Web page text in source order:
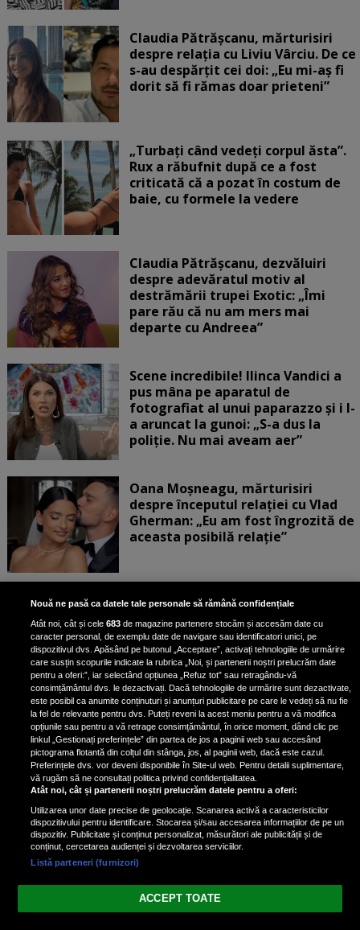
Claudia Pătrășcanu, mărturisiri
despre relația cu Liviu Vârciu. De ce
s-au despărțit cei doi: „Eu mi-aș fi
dorit să fi rămas doar prieteni”
„Turbați când vedeți corpul ăsta”.
Rux a răbufnit după ce a fost
criticată că a pozat în costum de
baie, cu formele la vedere
Claudia Pătrășcanu, dezvăluiri
despre adevăratul motiv al
destrămării trupei Exotic: „Îmi
pare rău că nu am mers mai
departe cu Andreea”
Scene incredibile! Ilinca Vandici a
pus mâna pe aparatul de
fotografiat al unui paparazzo și i l-
a aruncat la gunoi: „S-a dus la
poliție. Nu mai aveam aer”
Oana Moșneagu, mărturisiri
despre începutul relației cu Vlad
Gherman: „Eu am fost îngrozită de
aceasta posibilă relație”
Unde locuiesc Alberto Guță și
iubita lui, după ce au plecat din
casa Narcisei Balaban: „Noi
suntem într-o casă cu două-trei
etaje”
Oana Roman, achiziție după
achiziție. Suma exorbitantă pe
care a scos-o din buzunar pentru o
pereche de ochelari de soare și un
parfum
Nouă ne pasă ca datele tale personale să rămână confidențiale
Atât noi, cât și cele683 de magazine partenere stocăm și accesăm date cu
caracter personal, de exemplu date de navigare sau identificatori unici, pe
dispozitivul dvs. Apăsând pe butonul „Acceptare”, activați tehnologiile de urmărire
care susțin scopurile indicate la rubrica „Noi, și partenerii noștri prelucrăm date
pentru a oferi:”, iar selectând opțiunea „Refuz tot” sau retragându-vă
consimțământul dvs. le dezactivați. Dacă tehnologiile de urmărire sunt dezactivate,
este posibil ca anumite conținuturi și anunțuri publicitare pe care le vedeți să nu fie
la fel de relevante pentru dvs. Puteți reveni la acest meniu pentru a vă modifica
opțiunile sau pentru a vă retrage consimțământul, în orice moment, dând clic pe
linkul „Gestionați preferințele” din partea de jos a paginii web sau accesând
pictograma flotantă din colțul din stânga, jos, al paginii web, dacă este cazul.
Preferințele dvs. vor deveni disponibile în Site-ul web. Pentru detalii suplimentare,
vă rugăm să ne consultați politica privind confidențialitatea.
Atât noi, cât și partenerii noștri prelucrăm datele pentru a oferi:
Utilizarea unor date precise de geolocație. Scanarea activă a caracteristicilor
dispozitivului pentru identificare. Stocarea și/sau accesarea informațiilor de pe un
dispozitiv. Publicitate și conținut personalizat, măsurători ale publicității și de
conținut, cercetarea audienței și dezvoltarea serviciilor.
Listă parteneri (furnizori)
ACCEPT TOATE